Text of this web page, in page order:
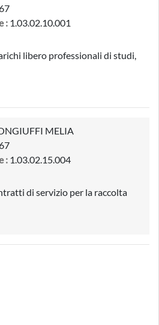
: 1.03.02.10.001
libero professionali di studi,
MELIA
: 1.03.02.15.004
di servizio per la raccolta